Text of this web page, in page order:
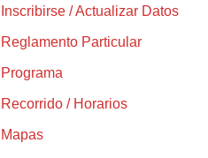
Inscribirse / Actualizar Datos
Reglamento Particular
Programa
Recorrido / Horarios
Mapas